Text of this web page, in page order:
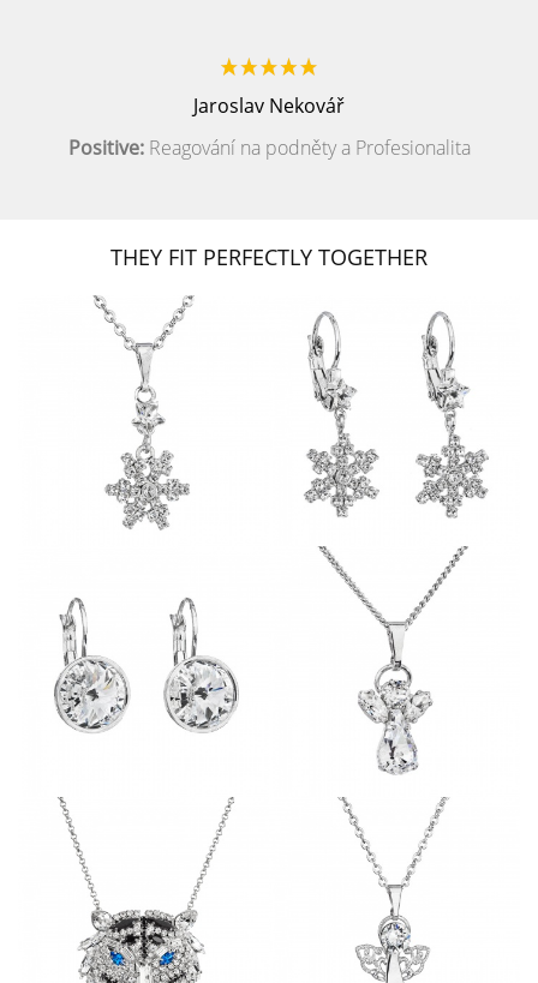
Jaroslav Nekovář
Positive:Reagování na podněty a Profesionalita
THEY FIT PERFECTLY TOGETHER